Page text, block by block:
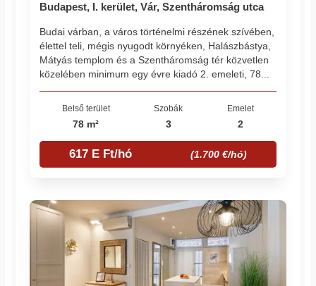
Budapest, I. kerület, Vár, Szentháromság utca
Budai várban, a város történelmi részének szívében,
élettel teli, mégis nyugodt környéken, Halászbástya,
Mátyás templom és a Szentháromság tér közvetlen
közelében minimum egy évre kiadó 2. emeleti, 78...
Belső terület
78 m²
Szobák
3
Emelet
2
617 E Ft/hó (1.700 €/hó)